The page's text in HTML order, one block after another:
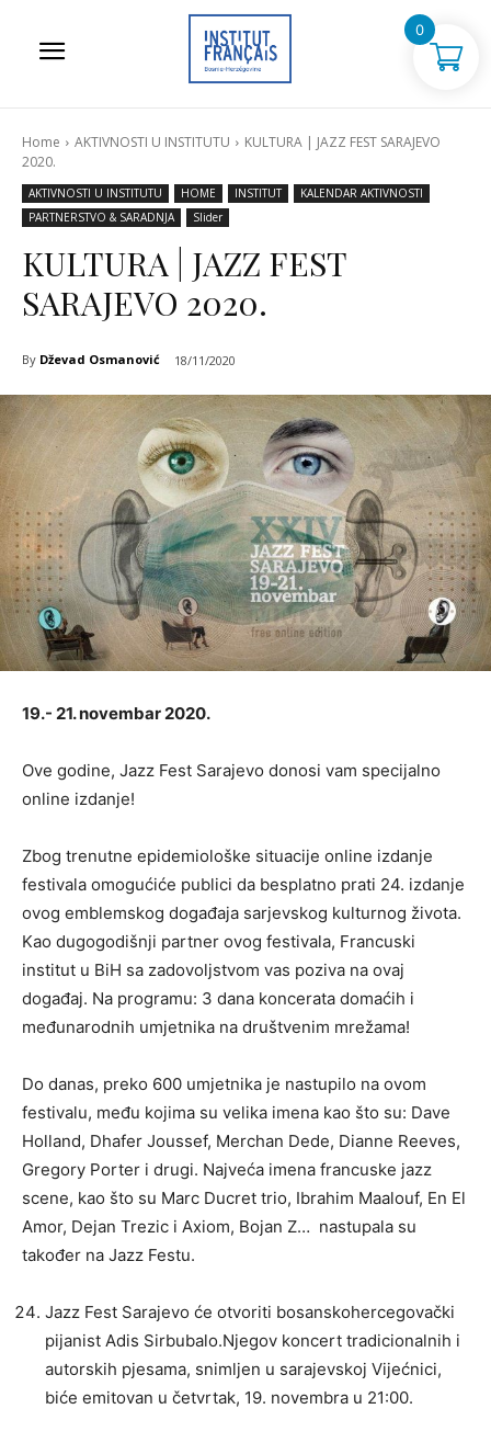
Home AKTIVNOSTI U INSTITUTU
KULTURA | JAZZ FEST SARAJEVO
2020.
AKTIVNOSTI U INSTITUTU HOME INSTITUT
KALENDAR AKTIVNOSTI
PARTNERSTVO & SARADNJA
Slider
KULTURA | JAZZ FEST
SARAJEVO 2020.
By Dževad Osmanović 18/11/2020
19.- 21. novembar 2020.
Ove godine, Jazz Fest Sarajevo donosi vam specijalno
online izdanje!
Zbog trenutne epidemiološke situacije online izdanje
festivala omogućiće publici da besplatno prati 24. izdanje
ovog emblemskog događaja sarjevskog kulturnog života.
Kao dugogodišnji partner ovog festivala, Francuski
institut u BiH sa zadovoljstvom vas poziva na ovaj
događaj. Na programu: 3 dana koncerata domaćih i
međunarodnih umjetnika na društvenim mrežama!
Do danas, preko 600 umjetnika je nastupilo na ovom
festivalu, među kojima su velika imena kao što su: Dave
Holland, Dhafer Joussef, Merchan Dede, Dianne Reeves,
Gregory Porter i drugi. Najveća imena francuske jazz
scene, kao što su Marc Ducret trio, Ibrahim Maalouf, En El
Amor, Dejan Trezic i Axiom, Bojan Z… nastupala su
također na Jazz Festu.
Jazz Fest Sarajevo će otvoriti bosanskohercegovački
pijanist Adis Sirbubalo.Njegov koncert tradicionalnih i
autorskih pjesama, snimljen u sarajevskoj Vijećnici,
biće emitovan u četvrtak, 19. novembra u 21:00.
0